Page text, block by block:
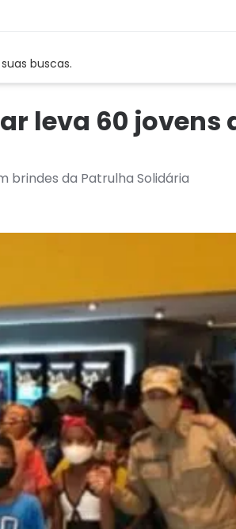
buscas.
leva 60 jovens
da Patrulha Solidária